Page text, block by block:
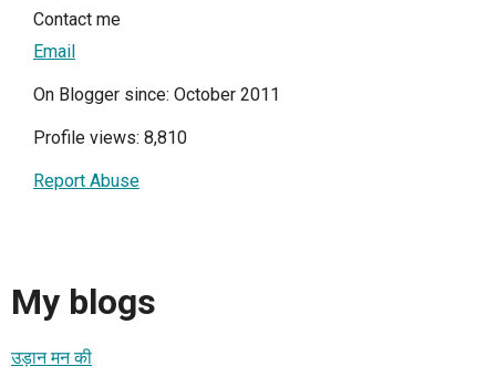
Contact me
Email
On Blogger since: October 2011
Profile views: 8,810
Report Abuse
My blogs
उड़ान मन की